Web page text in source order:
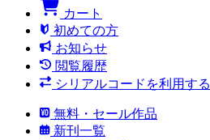
カート
初めての方
お知らせ
閲覧履歴
シリアルコードを利用する
無料・セール作品
新刊一覧